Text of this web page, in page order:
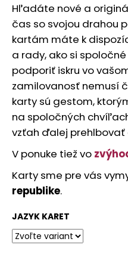
hviezdičiek.
Hľadáte nové a
čas so svojou drahou
kartám máte k
a rady, ako si
podporiť iskru vo
zamilovanosť nemusí
karty sú gestom,
na spoločných
vzťah ďalej prehlbovať
V ponuke tiež vo
Karty sme pre vás
republike.
JAZYK KARET
O
d
p
o
r
ú
č
a
m
e